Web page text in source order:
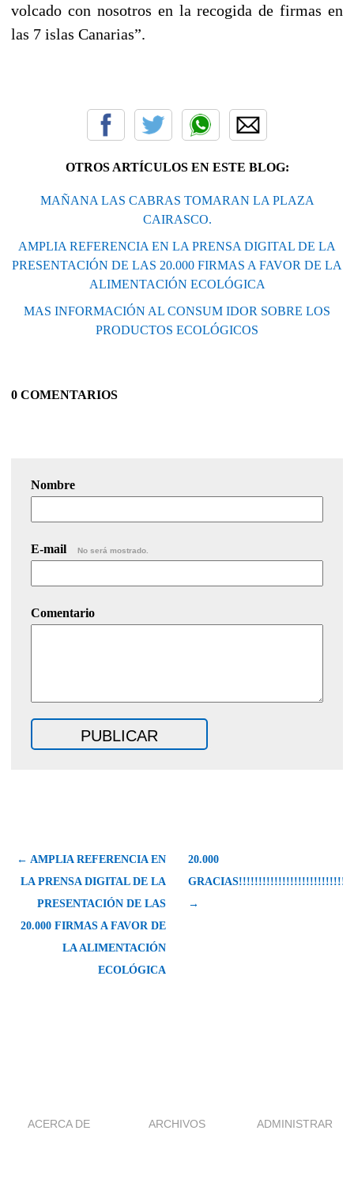
volcado con nosotros en la recogida de firmas en
las 7 islas Canarias”.
OTROS ARTÍCULOS EN ESTE BLOG:
MAÑANA LAS CABRAS TOMARAN LA PLAZA
CAIRASCO.
AMPLIA REFERENCIA EN LA PRENSA DIGITAL DE LA
PRESENTACIÓN DE LAS 20.000 FIRMAS A FAVOR DE LA
ALIMENTACIÓN ECOLÓGICA
MAS INFORMACIÓN AL CONSUM IDOR SOBRE LOS
PRODUCTOS ECOLÓGICOS
0 COMENTARIOS
Nombre
E-mail No será mostrado.
Comentario
← AMPLIA REFERENCIA EN
LA PRENSA DIGITAL DE LA
PRESENTACIÓN DE LAS
20.000 FIRMAS A FAVOR DE
LA ALIMENTACIÓN
ECOLÓGICA
20.000
→
ACERCA DE ARCHIVOS ADMINISTRAR